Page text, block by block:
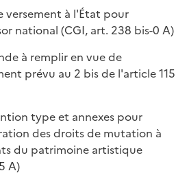
versement à l'État pour
national (CGI, art. 238 bis-0 A)
à remplir en vue de
prévu au 2 bis de l'article 115
type et annexes pour
des droits de mutation à
du patrimoine artistique
A)